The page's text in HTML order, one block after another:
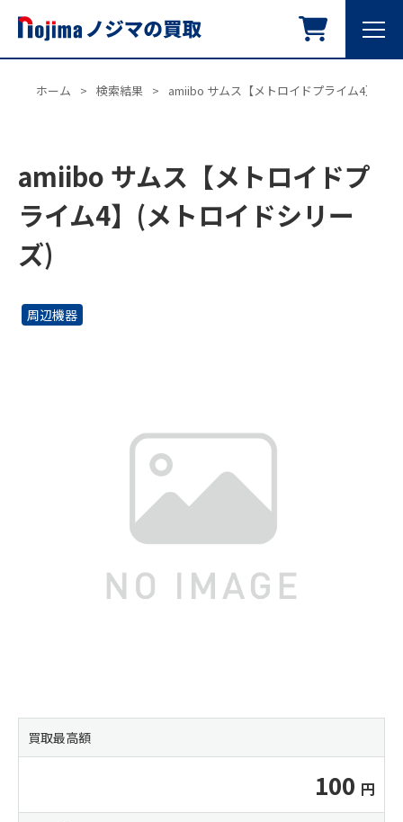
ホーム > 検索結果 > amiibo サムス【メトロイドプライム4】(メ
amiibo サムス【メトロイドプ
ライム4】(メトロイドシリー
ズ)
周辺機器
買取最高額
100